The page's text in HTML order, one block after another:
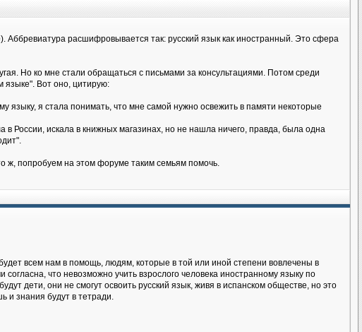
Аббревиатура расшифровывается так: русский язык как иностранный. Это сфера
Но ко мне стали обращаться с письмами за консультациями. Потом среди
Вот оно, цитирую:
языку, я стала понимать, что мне самой нужно освежить в памяти некоторые
в России, искала в книжных магазинах, но не нашла ничего, правда, была одна
ж, попробуем на этом форуме таким семьям помочь.
всем нам в помощь, людям, которые в той или иной степени вовлечены в
что невозможно учить взрослого человека иностранному языку по
дети, они не смогут освоить русский язык, живя в испанском обществе, но это
и знания будут в тетради.